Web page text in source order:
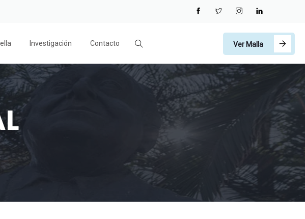
Investigación Contacto Ver Malla